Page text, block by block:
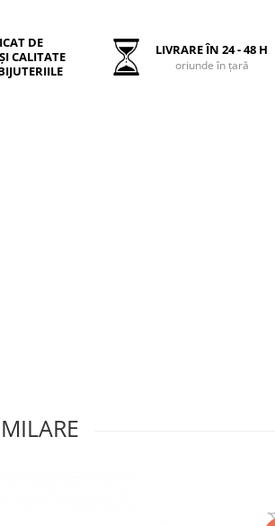
DE
CALITATE
LIVRARE ÎN 24 - 48 H
oriunde în țară